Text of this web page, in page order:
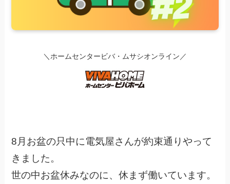
＼ホームセンタービバ・ムサシオンライン／
8月お盆の只中に電気屋さんが約束通りやって
きました。
世の中お盆休みなのに、休まず働いています。